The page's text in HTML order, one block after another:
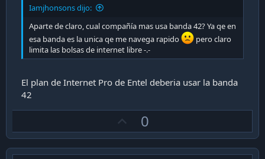
Iamjhonsons dijo:
Aparte de claro, cual compañía mas usa banda 42? Ya qe en
esa banda es la unica qe me navega rapido
pero claro
limita las bolsas de internet libre -.-
El plan de Internet Pro de Entel deberia usar la banda
42
p
v
0